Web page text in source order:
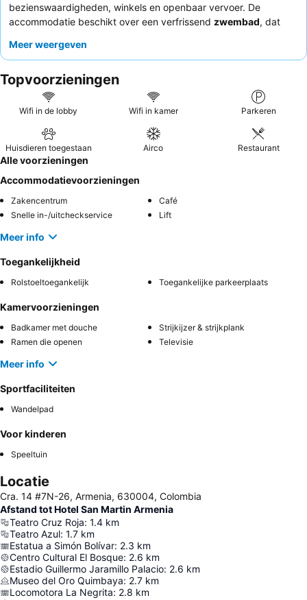
bezienswaardigheden, winkels en openbaar vervoer. De
accommodatie beschikt over een verfrissend zwembad, dat
vergaderingen. Gasten prijzen consequent het
voldoende en een goed begin van de dag. Voor een rustigere
ervaring kunnen gasten overwegen een kamer te vragen die
niet aan de straatkant ligt.
Meer weergeven
Topvoorzieningen
Wifi in de lobby Wifi in kamer Parkeren
Huisdieren toegestaan Airco Restaurant
Alle voorzieningen
Accommodatievoorzieningen
Zakencentrum
Café
Snelle in-/uitcheckservice
Lift
Meer info
Toegankelijkheid
Rolstoeltoegankelijk Toegankelijke parkeerplaats
Kamervoorzieningen
Badkamer met douche
Strijkijzer & strijkplank
Ramen die openen
Televisie
Meer info
Sportfaciliteiten
Wandelpad
Voor kinderen
Speeltuin
Locatie
Cra. 14 #7N-26, Armenia, 630004, Colombia
Afstand tot Hotel San Martin Armenia
Teatro Cruz Roja: 1.4 km
Teatro Azul: 1.7 km
Estatua a Simón Bolívar: 2.3 km
Centro Cultural El Bosque: 2.6 km
Estadio Guillermo Jaramillo Palacio: 2.6 km
Museo del Oro Quimbaya: 2.7 km
Locomotora La Negrita: 2.8 km